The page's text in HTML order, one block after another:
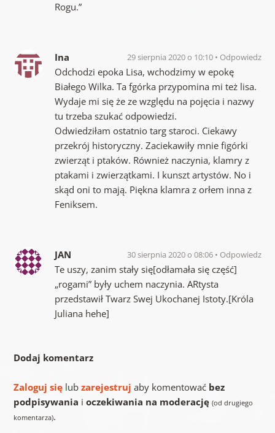
Rogu.”
Ina 29 sierpnia 2020 o 10:10 Odpowiedz
Odchodzi epoka Lisa, wchodzimy w epokę
Białego Wilka. Ta fgórka przypomina mi też lisa.
Wydaje mi się że ze względu na pojęcia i nazwy
tu trzeba szukać odpowiedzi.
Odwiedziłam ostatnio targ staroci. Ciekawy
przekrój historyczny. Zaciekawiły mnie figórki
zwierząt i ptaków. Również naczynia, klamry z
ptakami i zwierzątkami. I kunszt artystów. No i
skąd oni to mają. Piękna klamra z orłem inna z
Feniksem.
JAN 30 sierpnia 2020 o 08:06 Odpowiedz
Te uszy, zanim stały się[odłamała się część]
„rogami” były uchem naczynia. ARtysta
przedstawił Twarz Swej Ukochanej Istoty.[Króla
Juliana hehe]
Dodaj komentarz
Zaloguj sięlub zarejestruj aby komentować bez
podpisywania i oczekiwania na moderację (od drugiego
komentarza).